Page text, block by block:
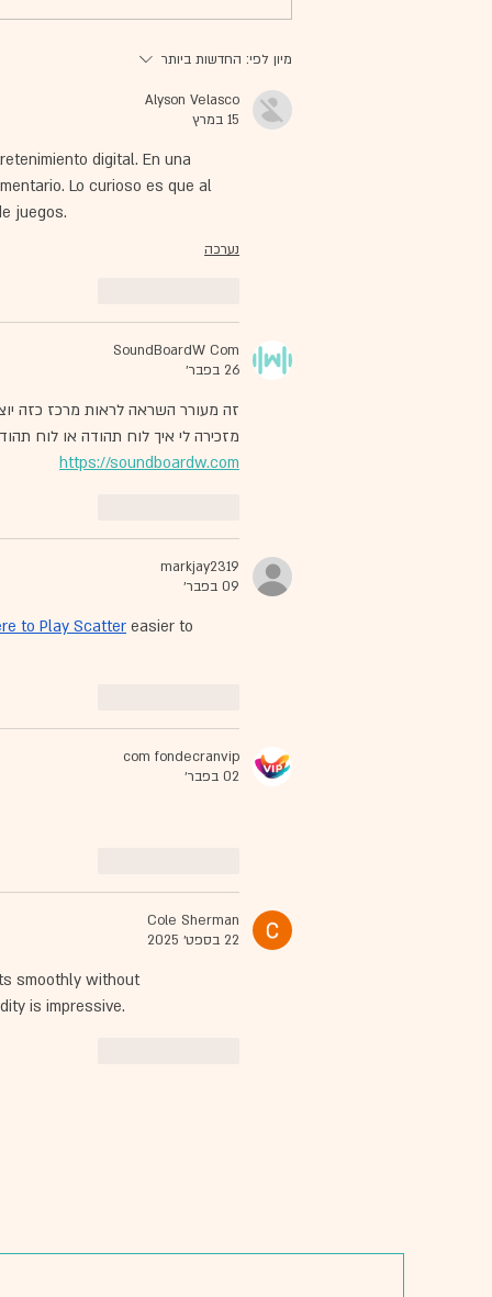
טיפול באמנות עם ילדים מהרשות
הפלסטינית
מיון לפי: החדשות ביותר
Alyson Velasco
15 במרץ
digital. En una
Lo curioso es que al
juegos.
נערכה
SoundBoardW Com
26 בפבר׳
זה מעורר השראה לראות מרכז כזה
מזכירה לי איך לוח תהודה או לוח
https://soundboardw.com
markjay2319
09 בפבר׳
to Play Scatter easier to
com fondecranvip
02 בפבר׳
Cole Sherman
22 בספט׳ 2025
smoothly without
is impressive.